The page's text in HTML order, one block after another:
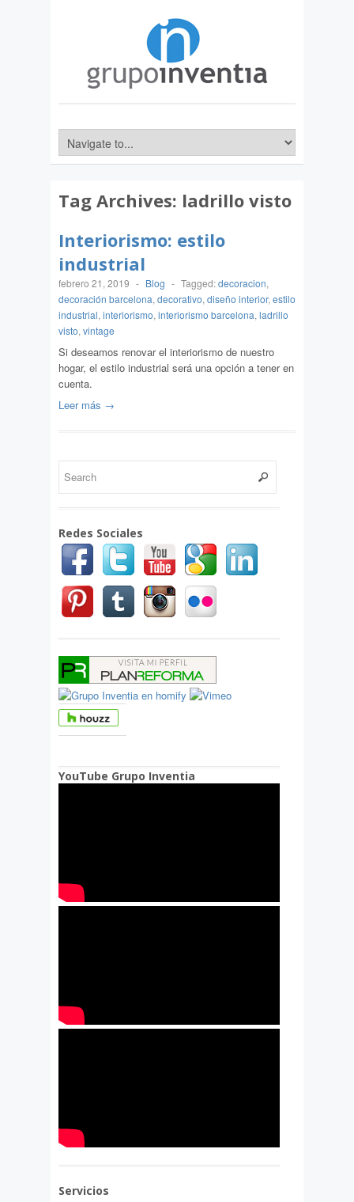
Tag Archives: ladrillo visto
Interiorismo: estilo
industrial
febrero 21, 2019 - Blog - Tagged:decoracion,
decoración barcelona, decorativo, diseño interior, estilo
industrial, interiorismo, interiorismo barcelona, ladrillo
visto, vintage
Si deseamos renovar el interiorismo de nuestro
hogar, el estilo industrial será una opción a tener en
cuenta.
Leer más →
Redes Sociales
YouTube Grupo Inventia
Servicios